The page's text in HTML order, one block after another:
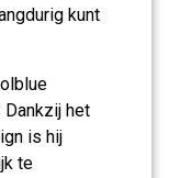
kunt
het
is hij
te